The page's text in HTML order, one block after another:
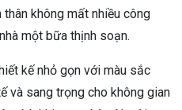
không mất nhiều công
một bữa thịnh soạn.
kế nhỏ gọn với màu sắc
và sang trọng cho không gian